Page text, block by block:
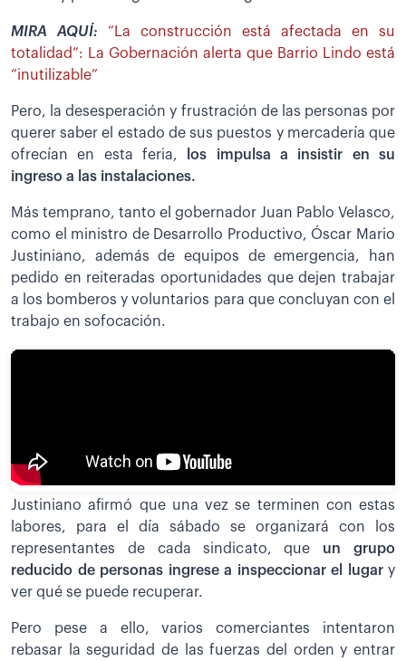
MIRA AQUÍ: “La construcción está afectada en su
totalidad”: La Gobernación alerta que Barrio Lindo está
“inutilizable”
Pero, la desesperación y frustración de las personas por
querer saber el estado de sus puestos y mercadería que
ofrecían en esta feria,
los impulsa a insistir en su
ingreso a las instalaciones.
Más temprano, tanto el gobernador Juan Pablo Velasco,
como el ministro de Desarrollo Productivo, Óscar Mario
Justiniano, además de equipos de emergencia, han
pedido en reiteradas oportunidades que dejen trabajar
a los bomberos y voluntarios para que concluyan con el
trabajo en sofocación.
Justiniano afirmó que una vez se terminen con estas
labores, para el día sábado se organizará con los
representantes de cada sindicato, que un grupo
reducido de personas ingrese a inspeccionar el lugary
ver qué se puede recuperar.
Pero pese a ello, varios comerciantes intentaron
rebasar la seguridad de las fuerzas del orden y entrar